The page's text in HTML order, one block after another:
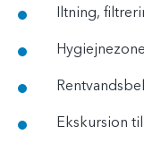
Iltning,
Ekskursion